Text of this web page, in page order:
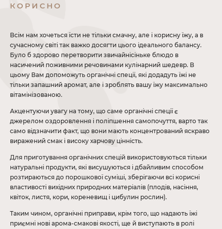
КОРИСНО
Всім нам хочеться їсти не тільки смачну, але і корисну їжу, а в
сучасному світі так важко досягти цього ідеального балансу.
Було б здорово перетворити звичайнісіньке блюдо в
насичений поживними речовинами кулінарний шедевр. В
цьому Вам допоможуть органічні спеції, які додадуть їжі не
тільки запашний аромат, але і зроблять вашу їжу максимально
вітамінізованою.
Акцентуючи увагу на тому, що саме органічні спеції є
джерелом оздоровлення і поліпшення самопочуття, варто так
само відзначити факт, що вони мають концентрований яскраво
виражений смак і високу харчову цінність.
Для приготування органічних спецій використовуються тільки
натуральні продукти, які висушуються і дбайливим способом
розтираються до порошкової суміші, зберігаючи всі корисні
властивості вихідних природних матеріалів (плодів, насіння,
квіток, листя, кори, кореневищ і цибулин рослин).
Таким чином, органічні приправи, крім того, що надають їжі
приємні нові арома-смакові якості, ще й виступають в ролі